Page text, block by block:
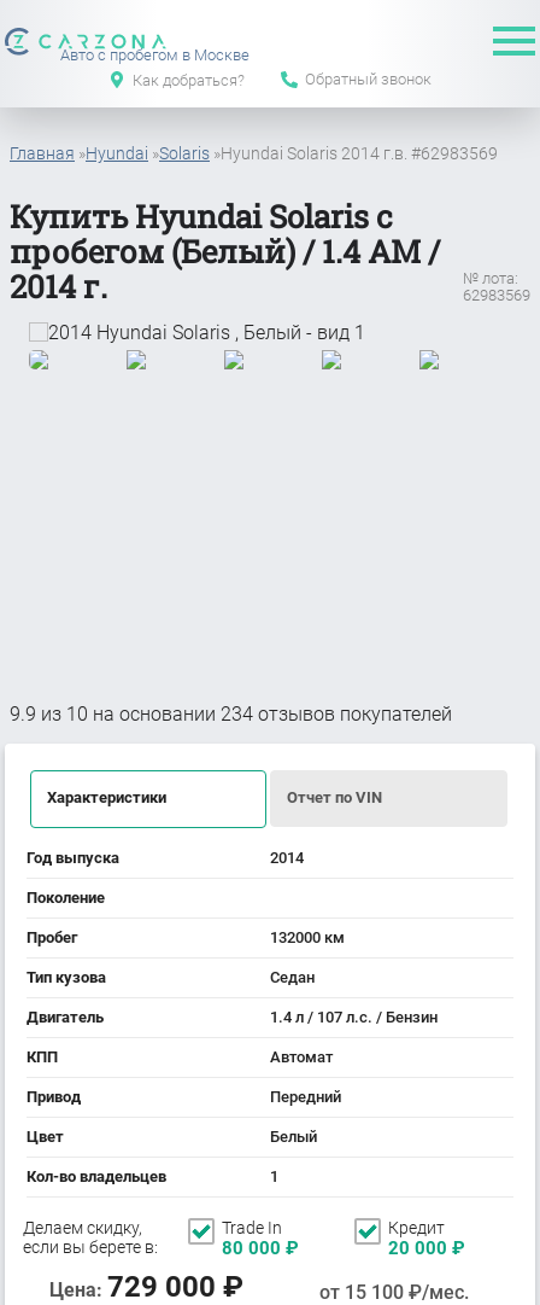
Авто с пробегом в Москве
Как добраться?
Обратный звонок
Главная »Hyundai »Solaris »Hyundai Solaris 2014 г.в. #62983569
Купить Hyundai Solaris с
пробегом (Белый) / 1.4 АМ /
2014 г.
№ лота:
62983569
9.9 из 10 на основании 234 отзывов покупателей
Характеристики Отчет по VIN
Год выпуска 2014
Поколение
Пробег 132000 км
Тип кузова Седан
Двигатель 1.4 л / 107 л.с. / Бензин
КПП Автомат
Привод Передний
Цвет Белый
Кол-во владельцев 1
Делаем скидку,
если вы берете в:
Trade In
80 000 ₽
Кредит
20 000 ₽
Цена: 729 000 ₽ от 15 100₽/мес.